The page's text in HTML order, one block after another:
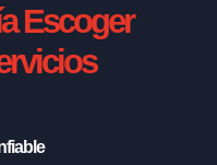
Escoger